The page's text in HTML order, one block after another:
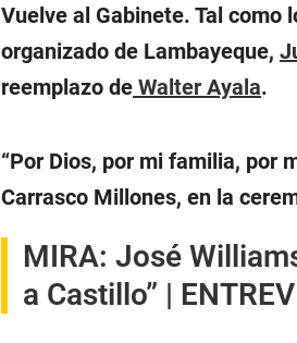
Vuelve al Gabinete. Tal
organizado de Lambayeque,
reemplazo de Walter Ayala.
“Por Dios, por mi familia, por
Carrasco Millones, en la
MIRA:José
a Castillo” |